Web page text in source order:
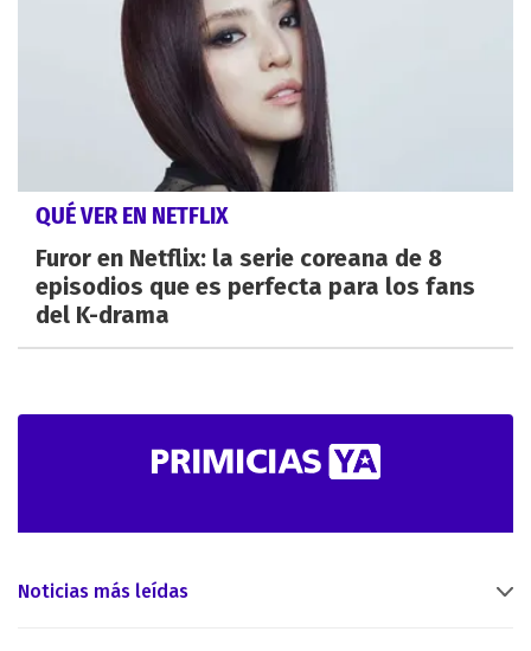
QUÉ VER EN NETFLIX
Furor en Netflix: la serie coreana de 8
episodios que es perfecta para los fans
del K-drama
Noticias más leídas